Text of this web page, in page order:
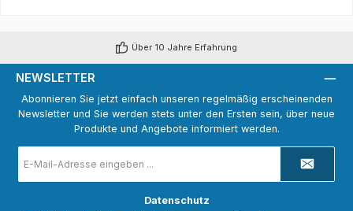
Über 10 Jahre Erfahrung
NEWSLETTER
Abonnieren Sie jetzt einfach unseren regelmäßig erscheinenden
Newsletter und Sie werden stets unter den Ersten sein, über neue
Produkte und Angebote informiert werden.
Mail-
Adresse
Datenschutz